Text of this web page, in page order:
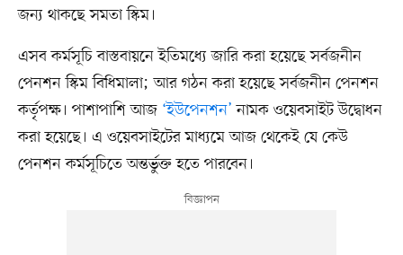
জন্য থাকছে সমতা স্কিম।
এসব কর্মসূচি বাস্তবায়নে ইতিমধ্যে জারি করা হয়েছে সর্বজনীন
পেনশন স্কিম বিধিমালা; আর গঠন করা হয়েছে সর্বজনীন পেনশন
কর্তৃপক্ষ। পাশাপাশি আজ ‘ইউপেনশন’ নামক ওয়েবসাইট উদ্বোধন
করা হয়েছে। এ ওয়েবসাইটের মাধ্যমে আজ থেকেই যে কেউ
পেনশন কর্মসূচিতে অন্তর্ভুক্ত হতে পারবেন।